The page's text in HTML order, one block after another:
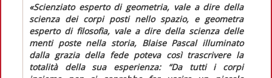
«Scienziato esperto di geometria, vale a dire della
scienza dei corpi posti nello spazio, e geometra
esperto di filosofia, vale a dire della scienza delle
menti poste nella storia, Blaise Pascal illuminato
dalla grazia della fede poteva così trascrivere la
totalità della sua esperienza: “Da tutti i corpi